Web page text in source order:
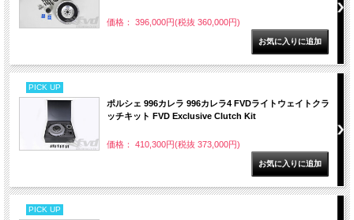
価格： 396,000円(税抜 360,000円)
PICK UP
ポルシェ 996カレラ 996カレラ4 FVDライトウェイトクラ
ッチキット FVD Exclusive Clutch Kit
価格： 410,300円(税抜 373,000円)
PICK UP